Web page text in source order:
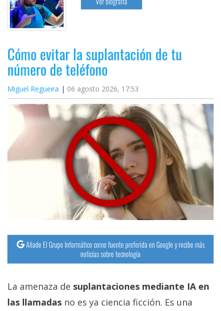
Cómo evitar la suplantación de tu
número de teléfono
Miguel Regueira 06 agosto 2026, 17:53
Añade El Grupo Informático como fuente preferida en Google y recibe más
noticias sobre tecnología
La amenaza de suplantaciones mediante IA en
las llamadas no es ya ciencia ficción. Es una